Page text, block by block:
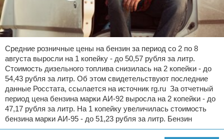
Средние розничные цены на бензин за период со 2 по 8
августа выросли на 1 копейку - до 50,57 рубля за литр.
Стоимость дизельного топлива снизилась на 2 копейки - до
54,43 рубля за литр. Об этом свидетельствуют последние
данные Росстата, ссылается на источник rg.ru За отчетный
период цена бензина марки АИ-92 выросла на 2 копейки - до
47,17 рубля за литр. На 1 копейку увеличилась стоимость
бензина марки АИ-95 - до 51,23 рубля за литр. Бензин